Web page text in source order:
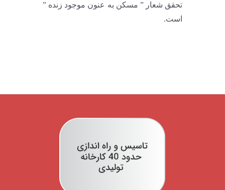
تحقق شعار ” مسکن به عنون موجود زنده ”
است.